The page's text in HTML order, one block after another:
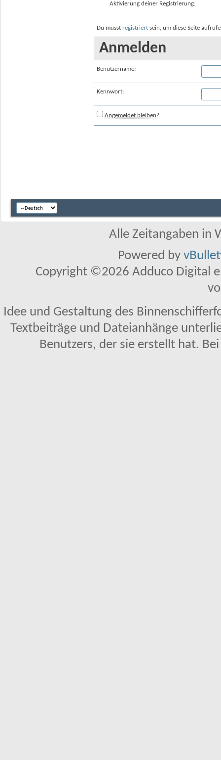
Aktivierung deiner Registrierung.
Du musst registriert sein, um diese Seite
Anmelden
Benutzername:
Kennwort:
Angemeldet bleiben?
Alle Zeitangaben in
Powered by
Copyright ©2026 Adduco Digital
Idee und Gestaltung des
Textbeiträge und Dateianhänge
Benutzers, der sie erstellt hat.